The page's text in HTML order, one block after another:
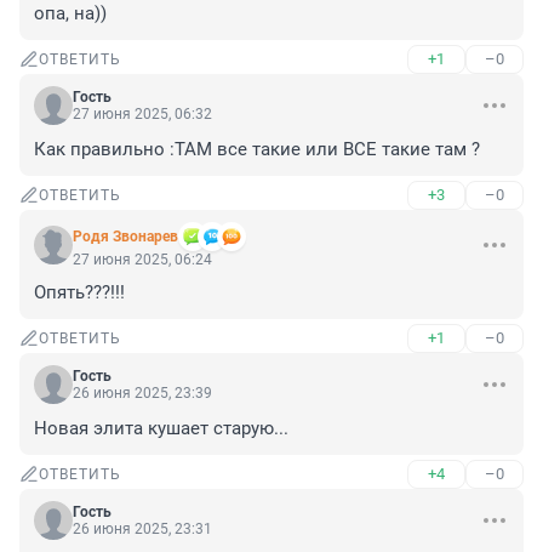
опа, на))
ОТВЕТИТЬ +1 –0
Гость
27 июня 2025, 06:32
Как правильно :ТАМ все такие или ВСЕ такие там ?
ОТВЕТИТЬ +3 –0
Родя Звонарев
27 июня 2025, 06:24
Опять???!!!
ОТВЕТИТЬ +1 –0
Гость
26 июня 2025, 23:39
Новая элита кушает старую...
ОТВЕТИТЬ +4 –0
Гость
26 июня 2025, 23:31